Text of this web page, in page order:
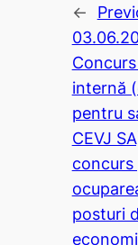
←
internă
pentru
CEVJ
posturi